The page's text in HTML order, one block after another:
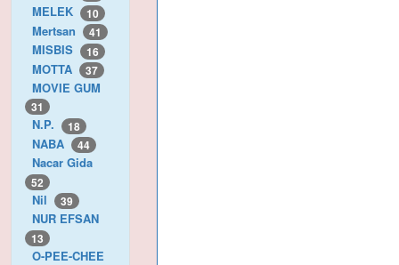
MELEK 10
Mertsan 41
MISBIS 16
MOTTA 37
MOVIE GUM
31
N.P. 18
NABA 44
Nacar Gida
52
Nil 39
NUR EFSAN
13
O-PEE-CHEE